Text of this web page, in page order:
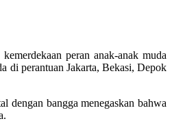
peran anak-anak muda
di perantuan Jakarta, Bekasi, Depok
bangga menegaskan bahwa